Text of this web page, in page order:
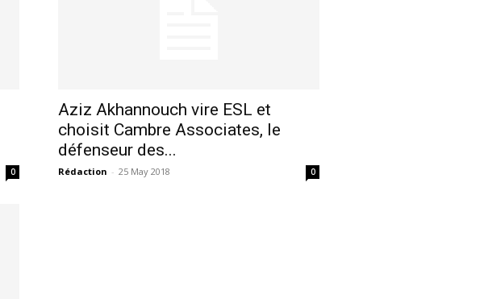
0
Aziz Akhannouch vire ESL et
choisit Cambre Associates, le
défenseur des...
Rédaction - 25 May 2018 0